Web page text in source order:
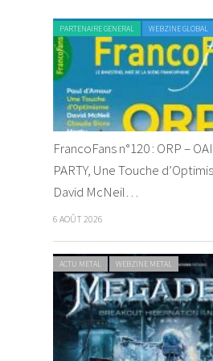
PARTENAIRE GENERAL WEBZINE GLOBAL
FrancoFans n°120 : ORP –
PARTY, Une Touche
David McNeil…
6 AOÛT 2026
ACTU METAL WEBZINE METAL